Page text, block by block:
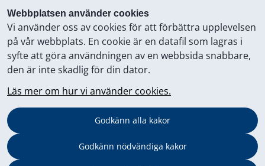
Webbplatsen använder cookies
Vi använder oss av cookies för att förbättra upplevelsen
på vår webbplats. En cookie är en datafil som lagras i
syfte att göra användningen av en webbsida snabbare,
den är inte skadlig för din dator.
Läs mer om hur vi använder cookies.
Godkänn alla kakor
Godkänn nödvändiga kakor